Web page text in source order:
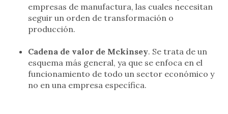
empresas de manufactura, las cuales necesitan
seguir un orden de transformación o
producción.
Cadena de valor de Mckinsey. Se trata de un
esquema más general, ya que se enfoca en el
funcionamiento de todo un sector económico y
no en una empresa específica.